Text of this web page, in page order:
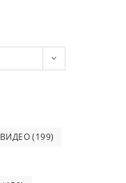
ВИДЕО(199)